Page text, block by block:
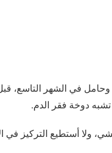
متزوجة وعمري 31 سنة، وحامل في
تشبه دوخة فقر الدم.
ولا أستطيع التركيز في